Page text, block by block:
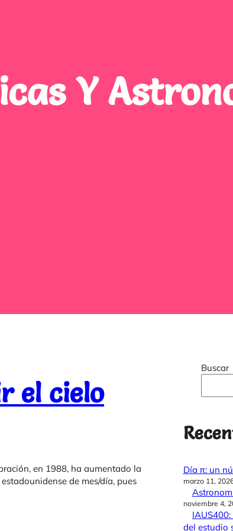
Y
el cielo
en 1988, ha aumentado la
de mes/día, pues
Buscar
Día π: un
marzo 11,
noviembre 4,
del estudio